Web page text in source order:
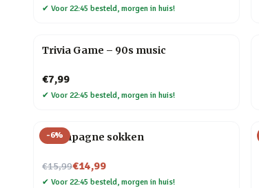
✔ Voor 22:45 besteld, morgen in huis!
Trivia Game – 90s music
€7,99
✔ Voor 22:45 besteld, morgen in huis!
-6%
Champagne sokken
€15,99
Nu voor€14,99
✔ Voor 22:45 besteld, morgen in huis!